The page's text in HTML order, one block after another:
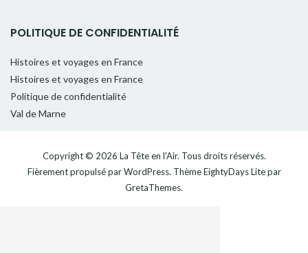
POLITIQUE DE CONFIDENTIALITÉ
Histoires et voyages en France
Histoires et voyages en France
Politique de confidentialité
Val de Marne
Copyright © 2026 La Tête en l'Air. Tous droits réservés.
Fièrement propulsé parWordPress. ThèmeEightyDays Litepar
GretaThemes.